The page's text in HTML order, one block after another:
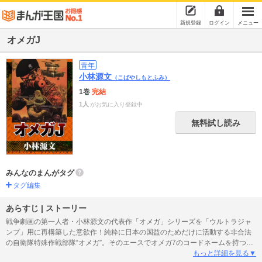
新規登録 ログイン メニュー
オメガJ
青年
小林源文 （こばやしもとふみ）
1巻 完結
1人 がお気に入り登録中
無料試し読み
みんなのまんがタグ
タグ編集
あらすじ | ストーリー
戦争劇画の第一人者・小林源文の代表作「オメガ」シリーズを「ウルトラジャ
ンプ」用に再構築した意欲作！純粋に日本の国益のためだけに活動する非合法
の自衛隊特殊作戦部隊“オメガ”。そのエースでオメガ7のコードネームを持つ小
松たちは、極寒の凍土、灼熱の砂漠、地獄の密林などで特殊作戦を展開する。●
もっと詳細を見る▼